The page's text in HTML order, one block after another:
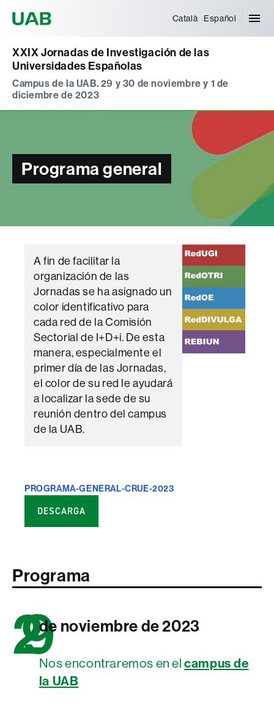
Català Español
XXIX Jornadas de Investigación de las
Universidades Españolas
Campus de la UAB. 29 y 30 de noviembre y 1 de
diciembre de 2023
Programa general
A fin de facilitar la
organización de las
Jornadas se ha asignado un
color identificativo para
cada red de la Comisión
Sectorial de I+D+i. De esta
manera, especialmente el
primer día de las Jornadas,
el color de su red le ayudará
a localizar la sede de su
reunión dentro del campus
de la UAB.
PROGRAMA-GENERAL-CRUE-2023
DESCARGA
Programa
2
9de noviembre de 2023
Nos encontraremos en elcampus de
la UAB